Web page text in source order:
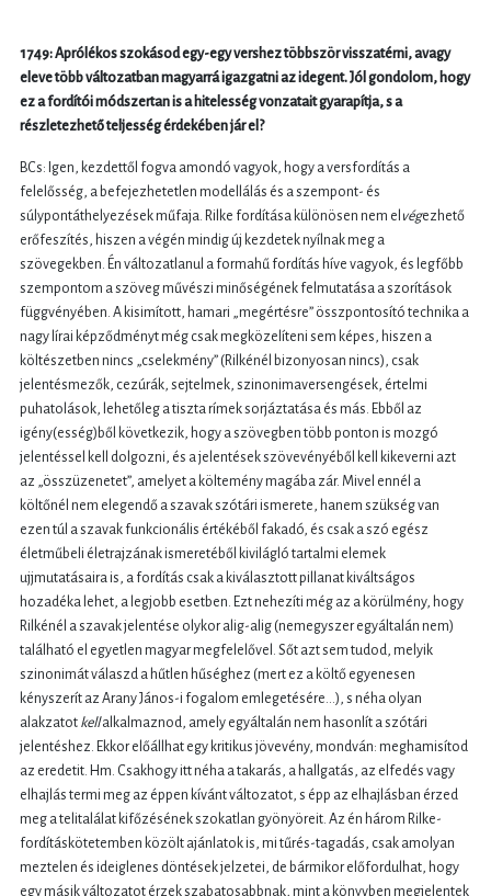
1749: Aprólékos szokásod egy-egy vershez többször visszatérni, avagy
eleve több változatban magyarrá igazgatni az idegent. Jól gondolom, hogy
ez a fordítói módszertan is a hitelesség vonzatait gyarapítja, s a
részletezhető teljesség érdekében jár el?
BCs: Igen, kezdettől fogva amondó vagyok, hogy a versfordítás a
felelősség, a befejezhetetlen modellálás és a szempont- és
súlypontáthelyezések műfaja. Rilke fordítása különösen nem el végezhető
erőfeszítés, hiszen a végén mindig új kezdetek nyílnak meg a
szövegekben. Én változatlanul a formahű fordítás híve vagyok, és legfőbb
szempontom a szöveg művészi minőségének felmutatása a szorítások
függvényében. A kisimított, hamari „megértésre” összpontosító technika a
nagy lírai képződményt még csak megközelíteni sem képes, hiszen a
költészetben nincs „cselekmény” (Rilkénél bizonyosan nincs), csak
jelentésmezők, cezúrák, sejtelmek, szinonimaversengések, értelmi
puhatolások, lehetőleg a tiszta rímek sorjáztatása és más. Ebből az
igény(esség)ből következik, hogy a szövegben több ponton is mozgó
jelentéssel kell dolgozni, és a jelentések szövevényéből kell kikeverni azt
az „összüzenetet”, amelyet a költemény magába zár. Mivel ennél a
költőnél nem elegendő a szavak szótári ismerete, hanem szükség van
ezen túl a szavak funkcionális értékéből fakadó, és csak a szó egész
életműbeli életrajzának ismeretéből kivilágló tartalmi elemek
ujjmutatásaira is, a fordítás csak a kiválasztott pillanat kiváltságos
hozadéka lehet, a legjobb esetben. Ezt nehezíti még az a körülmény, hogy
Rilkénél a szavak jelentése olykor alig-alig (nemegyszer egyáltalán nem)
található el egyetlen magyar megfelelővel. Sőt azt sem tudod, melyik
szinonimát válaszd a hűtlen hűséghez (mert ez a költő egyenesen
kényszerít az Arany János-i fogalom emlegetésére…), s néha olyan
alakzatot kellalkalmaznod, amely egyáltalán nem hasonlít a szótári
jelentéshez. Ekkor előállhat egy kritikus jövevény, mondván: meghamisítod
az eredetit. Hm. Csakhogy itt néha a takarás, a hallgatás, az elfedés vagy
elhajlás termi meg az éppen kívánt változatot, s épp az elhajlásban érzed
meg a telitalálat kifőzésének szokatlan gyönyöreit. Az én három Rilke-
fordításkötetemben közölt ajánlatok is, mi tűrés-tagadás, csak amolyan
meztelen és ideiglenes döntések jelzetei, de bármikor előfordulhat, hogy
egy másik változatot érzek szabatosabbnak, mint a könyvben megjelentek